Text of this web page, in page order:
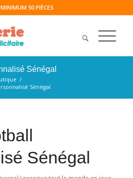
50 PIÈCES
Sénégal
/
Sénégal
Sénégal